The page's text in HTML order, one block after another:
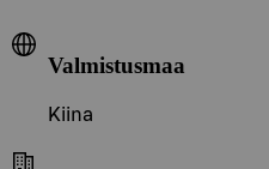
Valmistusmaa
Kiina